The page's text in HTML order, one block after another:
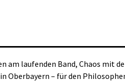
am laufenden Band, Chaos mit
Oberbayern – für den